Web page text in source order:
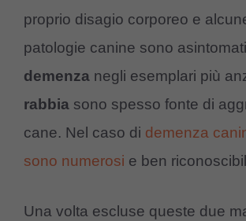
proprio disagio corporeo e
patologie canine sono
demenza negli esemplari più
rabbia sono spesso fonte di
cane. Nel caso di demenza
sono numerosi e ben
Una volta escluse queste due